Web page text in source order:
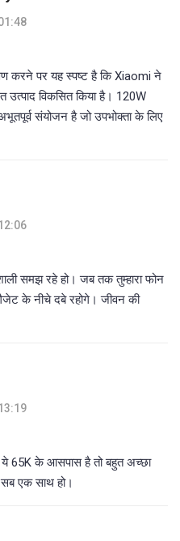
करने पर यह स्पष्ट है कि Xiaomi ने
विकसित किया है। 120W
संयोजन है जो उपभोक्ता के लिए
समझ रहे हो। जब तक तुम्हारा फोन
के नीचे दबे रहोगे। जीवन की
65K के आसपास है तो बहुत अच्छा
एक साथ हो।